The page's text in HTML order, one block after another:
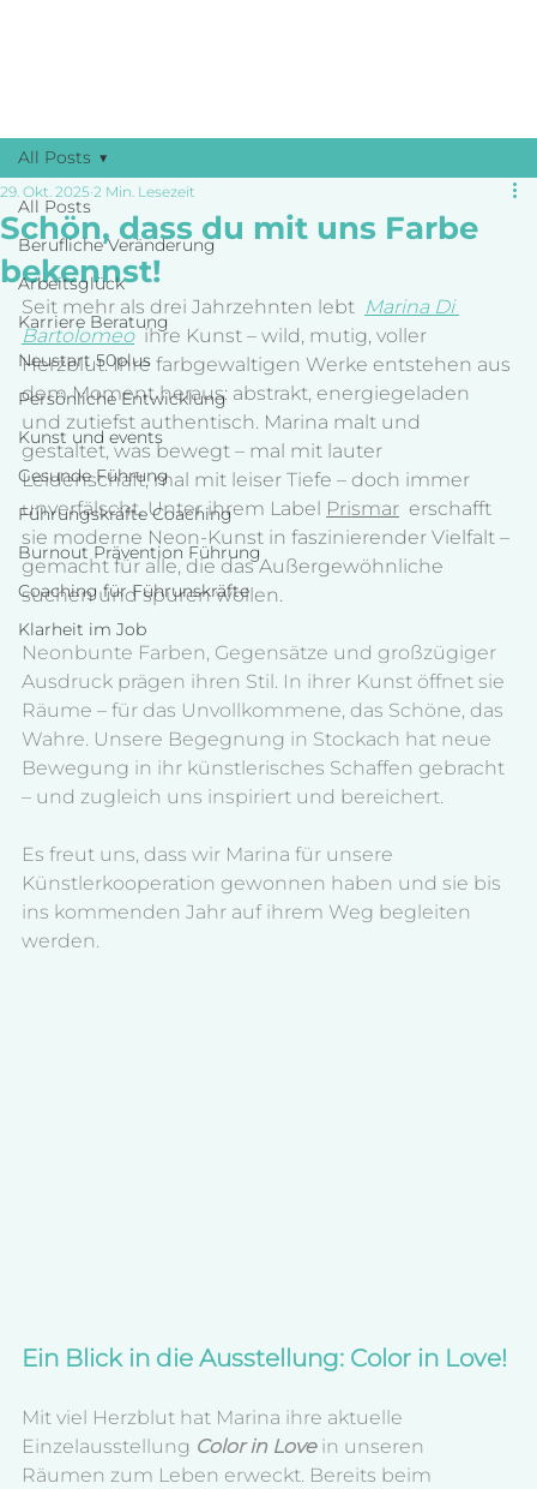
All Posts
Berufliche Veränderung
Arbeitsglück
Karriere Beratung
Neustart 50plus
Persönliche Entwicklung
Kunst und events
Gesunde Führung
Führungskräfte Coaching
Burnout Prävention Führung
Coaching für Führunskräfte
Klarheit im Job
All Posts
Schön, dass du mit uns Farbe
bekennst!
29. Okt. 2025 2 Min. Lesezeit
Seit mehr als drei Jahrzehnten lebt Marina Di
Bartolomeo ihre Kunst – wild, mutig, voller
Herzblut. Ihre farbgewaltigen Werke entstehen aus
dem Moment heraus: abstrakt, energiegeladen
und zutiefst authentisch. Marina malt und
gestaltet, was bewegt – mal mit lauter
Leidenschaft, mal mit leiser Tiefe – doch immer
unverfälscht. Unter ihrem Label Prismar erschafft
sie moderne Neon-Kunst in faszinierender Vielfalt –
gemacht für alle, die das Außergewöhnliche
suchen und spüren wollen.
Neonbunte Farben, Gegensätze und großzügiger
Ausdruck prägen ihren Stil. In ihrer Kunst öffnet sie
Räume – für das Unvollkommene, das Schöne, das
Wahre. Unsere Begegnung in Stockach hat neue
Bewegung in ihr künstlerisches Schaffen gebracht
– und zugleich uns inspiriert und bereichert.
Es freut uns, dass wir Marina für unsere
Künstlerkooperation gewonnen haben und sie bis
ins kommenden Jahr auf ihrem Weg begleiten
werden.
Ein Blick in die Ausstellung: Color in Love!
Mit viel Herzblut hat Marina ihre aktuelle
Einzelausstellung Color in Love in unseren
Räumen zum Leben erweckt. Bereits beim